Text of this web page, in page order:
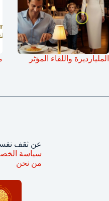
المليارديرة واللقاء المؤثر
عن ثقف
سياسة
من نحن